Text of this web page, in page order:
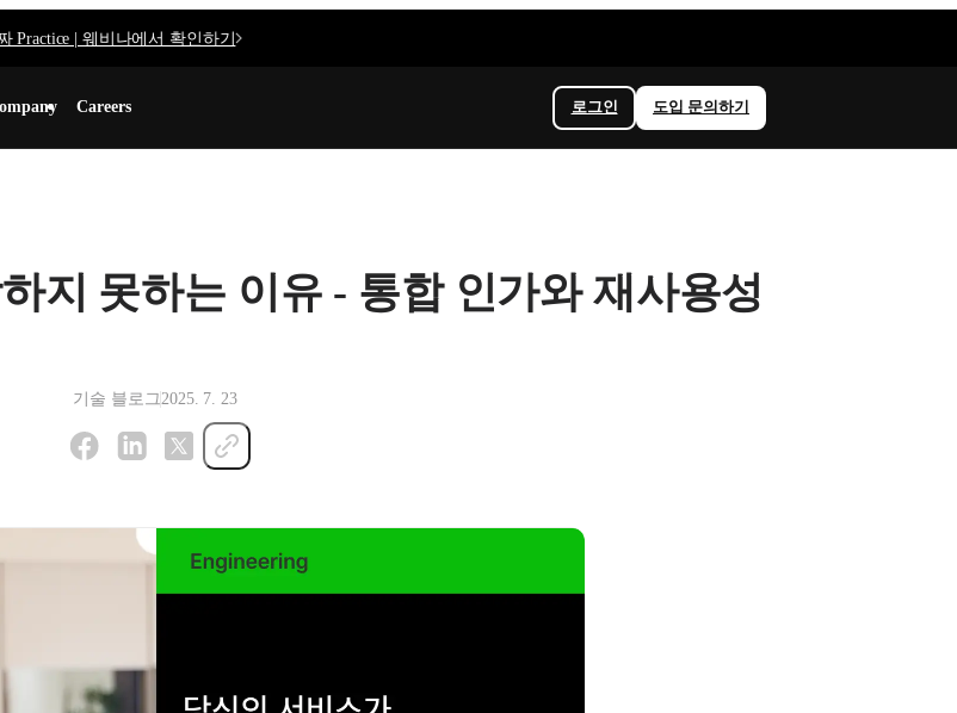
Practice | 웨비나에서 확인하기
Careers 로그인 도입 문의하기
지 못하는 이유 - 통합 인가와 재사용성
기술 블로그2025. 7. 23